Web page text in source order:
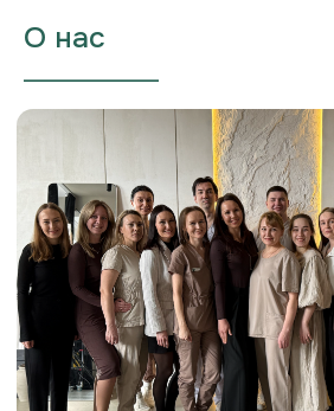
О нас
© 2026 ECO TELO
Политика использования
Политика в отношении обработки
Правила использования абонемента
Правила использования подарочных сертификатов
Салона «ECO TELO»